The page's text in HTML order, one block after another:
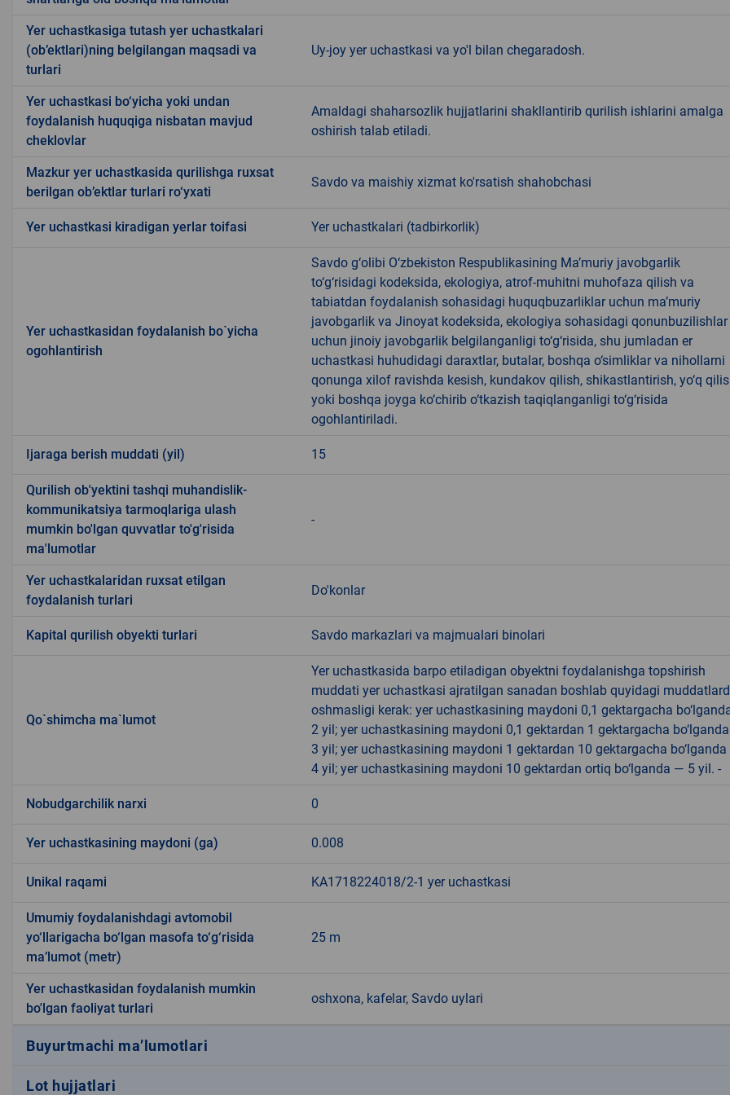
Yer uchastkasiga tutash yer uchastkalari
(ob’ektlari)ning belgilangan maqsadi va
turlari
Uy-joy yer uchastkasi va yo'l bilan chegaradosh.
Yer uchastkasi bo‘yicha yoki undan
foydalanish huquqiga nisbatan mavjud
cheklovlar
Amaldagi shaharsozlik hujjatlarini shakllantirib qurilish ishlarini amalga
oshirish talab etiladi.
Mazkur yer uchastkasida qurilishga ruxsat
berilgan ob’ektlar turlari ro‘yxati
Savdo va maishiy xizmat ko'rsatish shahobchasi
Yer uchastkasi kiradigan yerlar toifasi Yer uchastkalari (tadbirkorlik)
Yer uchastkasidan foydalanish bo`yicha
ogohlantirish
Savdo g‘olibi O‘zbekiston Respublikasining Ma’muriy javobgarlik
to‘g‘risidagi kodeksida, ekologiya, atrof-muhitni muhofaza qilish va
tabiatdan foydalanish sohasidagi huquqbuzarliklar uchun ma’muriy
javobgarlik va Jinoyat kodeksida, ekologiya sohasidagi qonunbuzilishlar
uchun jinoiy javobgarlik belgilanganligi to‘g‘risida, shu jumladan er
uchastkasi huhudidagi daraxtlar, butalar, boshqa o‘simliklar va nihollarni
qonunga xilof ravishda kesish, kundakov qilish, shikastlantirish, yo‘q
yoki boshqa joyga ko‘chirib o‘tkazish taqiqlanganligi to‘g‘risida
ogohlantiriladi.
Ijaraga berish muddati (yil) 15
Qurilish ob'yektini tashqi muhandislik-
kommunikatsiya tarmoqlariga ulash
mumkin bo'lgan quvvatlar to'g'risida
ma'lumotlar
-
Yer uchastkalaridan ruxsat etilgan
foydalanish turlari
Do'konlar
Kapital qurilish obyekti turlari Savdo markazlari va majmualari binolari
Qo`shimcha ma`lumot
Yer uchastkasida barpo etiladigan obyektni foydalanishga topshirish
muddati yer uchastkasi ajratilgan sanadan boshlab quyidagi
oshmasligi kerak: yer uchastkasining maydoni 0,1 gektargacha
2 yil; yer uchastkasining maydoni 0,1 gektardan 1 gektargacha
3 yil; yer uchastkasining maydoni 1 gektardan 10 gektargacha
4 yil; yer uchastkasining maydoni 10 gektardan ortiq bo‘lganda — 5 yil. -
Nobudgarchilik narxi 0
Yer uchastkasining maydoni (ga) 0.008
Unikal raqami KA1718224018/2-1 yer uchastkasi
Umumiy foydalanishdagi avtomobil
yo‘llarigacha bo‘lgan masofa to‘g‘risida
ma’lumot (metr)
25 m
Yer uchastkasidan foydalanish mumkin
bo'lgan faoliyat turlari
oshxona, kafelar, Savdo uylari
Buyurtmachi ma’lumotlari
Lot hujjatlari